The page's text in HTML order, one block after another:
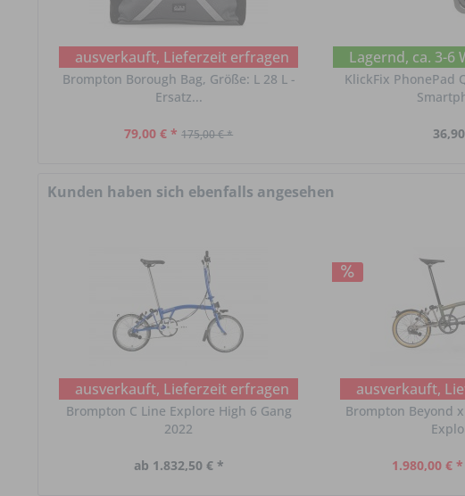
ausverkauft, Lieferzeit erfragen
Brompton Borough Bag, Größe: L 28 L -
Ersatz...
79,00 € * 175,00 € *
Lagernd, ca. 3-6
KlickFix PhonePad
Kunden haben sich ebenfalls angesehen
ausverkauft, Lieferzeit erfragen
Brompton C Line Explore High 6 Gang
2022
ab 1.832,50 € *
ausverkauft,
Brompton Beyond
1.980,00 € *